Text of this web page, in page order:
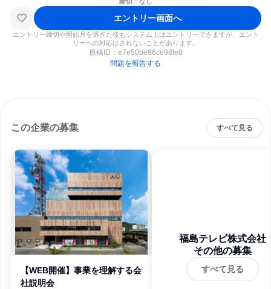
エントリー画面へ
エントリー締切や開始月を過ぎた後もシステム上はエントリーできますが、エント
リーへの対応はされないことがあります。
原稿ID： e7e50be86ce98fe8
問題を報告する
この企業の募集 すべて見る
【WEB開催】事業を理解する会
社説明会
福島テレビ株式会社
その他の募集
すべて見る